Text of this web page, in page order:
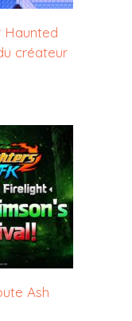
Haunted
créateur
Ash